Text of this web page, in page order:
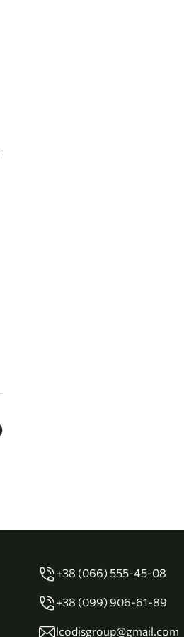
+38 (066) 555-45-08
+38 (099) 906-61-89
lcodisgroup@gmail.com